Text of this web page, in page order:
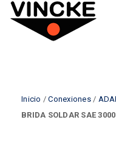
Inicio /Conexiones/
BRIDA SOLDAR SAE